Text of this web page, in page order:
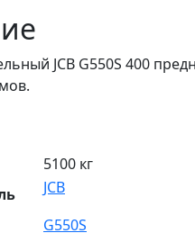
JCB G550S 400
5100 кг
JCB
G550S